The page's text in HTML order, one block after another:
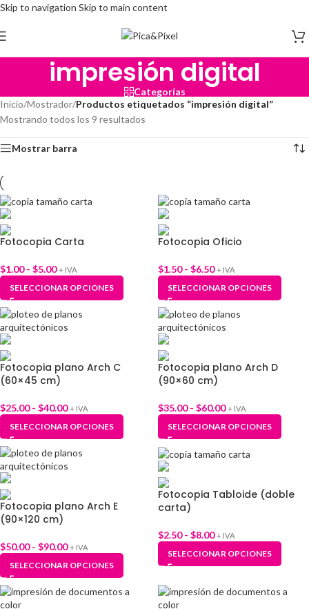
Skip to navigation Skip to main content
impresión digital
Categorías
Inicio/Mostrador/Productos etiquetados “impresión digital”
Mostrando todos los 9 resultados
Mostrar barra
Fotocopia Carta
$1.00 - $5.00 + IVA
SELECCIONAR OPCIONES
Fotocopia Oficio
$1.50 - $6.50 + IVA
SELECCIONAR OPCIONES
Fotocopia plano Arch C
(60×45 cm)
$25.00 - $40.00 + IVA
SELECCIONAR OPCIONES
Fotocopia plano Arch D
(90×60 cm)
$35.00 - $60.00 + IVA
SELECCIONAR OPCIONES
Fotocopia plano Arch E
(90×120 cm)
$50.00 - $90.00 + IVA
SELECCIONAR OPCIONES
Fotocopia Tabloide (doble
carta)
$2.50 - $8.00 + IVA
SELECCIONAR OPCIONES